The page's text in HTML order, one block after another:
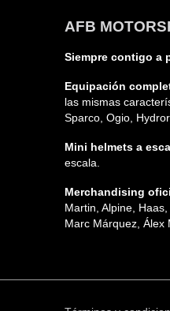
AFB
Siempre contigo a
Equipación
las mismas
Sparco, Ogio,
Mini helmets a
escala.
Merchandising
Martin, Alpine,
Marc Márquez, Álex